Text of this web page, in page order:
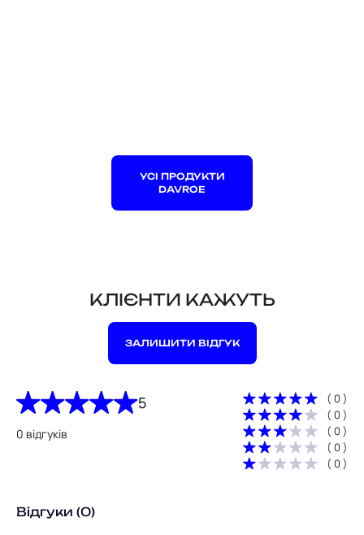
УСІ ПРОДУКТИ
DAVROE
КЛІЄНТИ КАЖУТЬ
ЗАЛИШИТИ ВІДГУК
5
0 відгуків
( 0 )
( 0 )
( 0 )
( 0 )
( 0 )
Відгуки (0)